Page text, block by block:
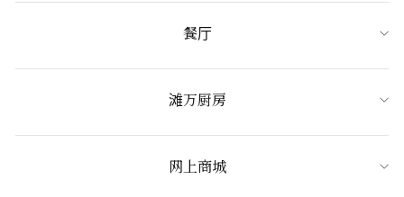
餐厅
滩万厨房
网上商城